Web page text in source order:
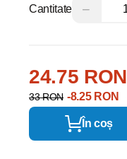
Cantitate −
24.75 RON
33 RON -8.25 RON
În coș